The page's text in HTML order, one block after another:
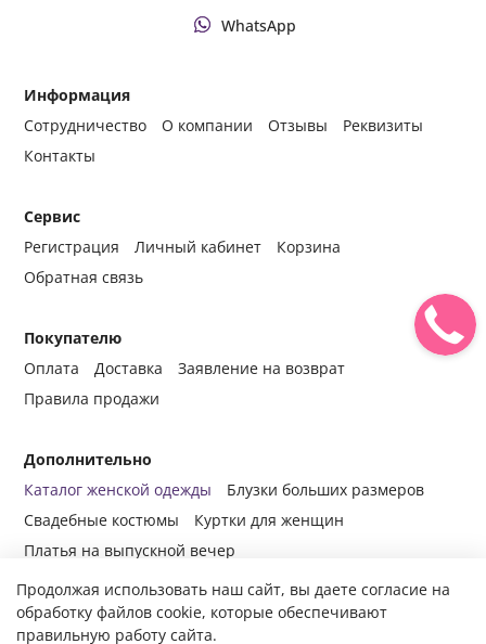
Информация
Сотрудничество
О компании Отзывы
Реквизиты
Контакты
Сервис
Регистрация
Личный кабинет
Корзина
Обратная связь
Покупателю
Оплата
Доставка
Заявление на возврат
Правила продажи
Дополнительно
Каталог женской одежды
Блузки больших размеров
Свадебные костюмы
Куртки для женщин
Платья на выпускной вечер
WhatsApp
© 2014-2024 Все права защищены.
Продолжая использовать наш сайт, вы даете согласие на
обработку файлов cookie, которые обеспечивают
правильную работу сайта.